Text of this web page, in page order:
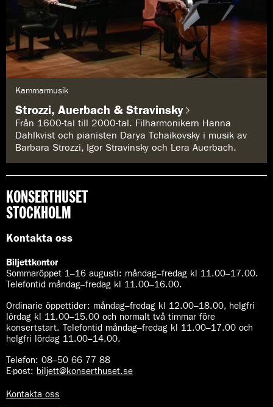
Kammarmusik
Strozzi, Auerbach & Stravinsky
Från 1600-tal till 2000-tal. Filharmonikern Hanna
Dahlkvist och pianisten Darya Tchaikovsky i musik av
Barbara Strozzi, Igor Stravinsky och Lera Auerbach.
KONSERTHUSET
STOCKHOLM
Kontakta oss
Biljettkontor
Sommaröppet 1–16 augusti: måndag–fredag kl 11.00–17.00.
Telefontid måndag–fredag kl 11.00–16.00.
Ordinarie öppettider: måndag–fredag kl 12.00–18.00, helgfri
lördag kl 11.00–15.00 och normalt två timmar före
konsertstart. Telefontid måndag–fredag kl 11.00–17.00 och
helgfri lördag 11.00–14.00.
Telefon: 08–50 66 77 88
E-post: biljett@konserthuset.se
Kontakta oss